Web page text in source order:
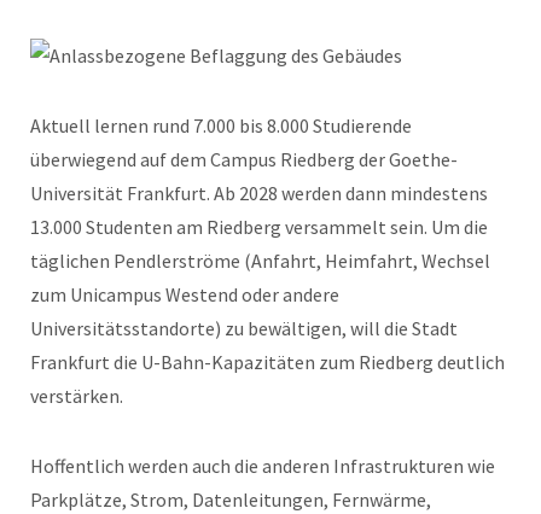
Aktuell lernen rund 7.000 bis 8.000 Studierende
überwiegend auf dem Campus Riedberg der Goethe-
Universität Frankfurt. Ab 2028 werden dann mindestens
13.000 Studenten am Riedberg versammelt sein. Um die
täglichen Pendlerströme (Anfahrt, Heimfahrt, Wechsel
zum Unicampus Westend oder andere
Universitätsstandorte) zu bewältigen, will die Stadt
Frankfurt die U-Bahn-Kapazitäten zum Riedberg deutlich
verstärken.
Hoffentlich werden auch die anderen Infrastrukturen wie
Parkplätze, Strom, Datenleitungen, Fernwärme,